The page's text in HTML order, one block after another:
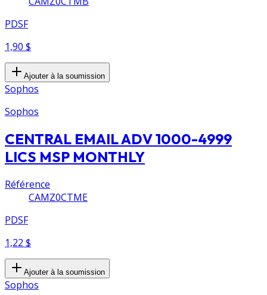
PDSF
1,90 $
Ajouter à la soumission
Sophos
Sophos
CENTRAL EMAIL ADV 1000-4999
LICS MSP MONTHLY
Référence
CAMZ0CTME
PDSF
1,22 $
Ajouter à la soumission
Sophos